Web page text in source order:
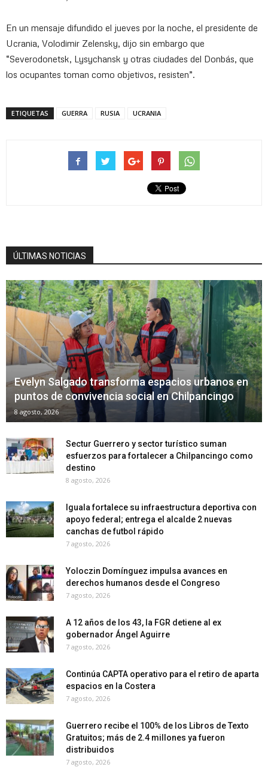
En un mensaje difundido el jueves por la noche, el presidente de
Ucrania, Volodimir Zelensky, dijo sin embargo que
“Severodonetsk, Lysychansk y otras ciudades del Donbás, que
los ocupantes toman como objetivos, resisten”.
ETIQUETAS GUERRA RUSIA UCRANIA
ÚLTIMAS NOTICIAS
Evelyn Salgado transforma espacios urbanos en
puntos de convivencia social en Chilpancingo
8 agosto, 2026
Sectur Guerrero y sector turístico suman
esfuerzos para fortalecer a Chilpancingo como
destino
8 agosto, 2026
Iguala fortalece su infraestructura deportiva con
apoyo federal; entrega el alcalde 2 nuevas
canchas de futbol rápido
7 agosto, 2026
Yoloczin Domínguez impulsa avances en
derechos humanos desde el Congreso
7 agosto, 2026
A 12 años de los 43, la FGR detiene al ex
gobernador Ángel Aguirre
7 agosto, 2026
Continúa CAPTA operativo para el retiro de aparta
espacios en la Costera
7 agosto, 2026
Guerrero recibe el 100% de los Libros de Texto
Gratuitos; más de 2.4 millones ya fueron
distribuidos
7 agosto, 2026